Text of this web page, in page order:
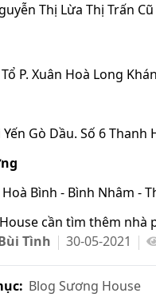
Thị Lừa Thị Trấn
P. Xuân Hoà Long
Yến Gò Dầu. Số 6 Thanh
Hoà Bình - Bình Nhâm -
House cần tìm thêm
Tình 30-05-2021
Blog Sương House